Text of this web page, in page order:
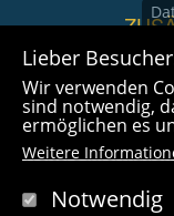
Lieber
Wir verwenden
sind notwendig,
ermöglichen es
Weitere
Notwendig